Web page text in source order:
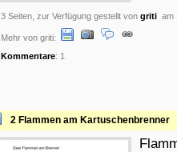
3 Seiten, zur Verfügung gestellt von griti am
Mehr von griti:
Kommentare: 1
2 Flammen am Kartuschenbrenner